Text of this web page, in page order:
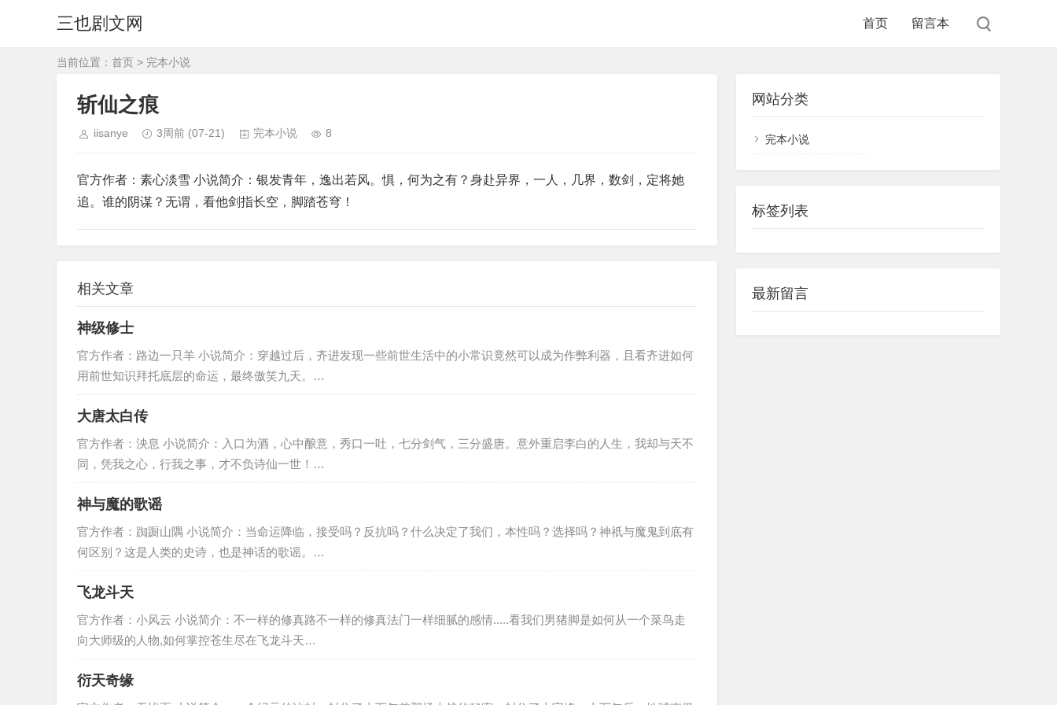
三也剧文网 首页 留言本
当前位置： 首页 > 完本小说
斩仙之痕
iisanye 3周前 (07-21) 完本小说 8
官方作者：素心淡雪 小说简介：银发青年，逸出若风。惧，何为之有？身赴异界，一人，几界，数剑，定将她
追。谁的阴谋？无谓，看他剑指长空，脚踏苍穹！
相关文章
神级修士
官方作者：路边一只羊 小说简介：穿越过后，齐进发现一些前世生活中的小常识竟然可以成为作弊利器，且看齐进如何
用前世知识拜托底层的命运，最终傲笑九天。…
大唐太白传
官方作者：泱息 小说简介：入口为酒，心中酿意，秀口一吐，七分剑气，三分盛唐。意外重启李白的人生，我却与天不
同，凭我之心，行我之事，才不负诗仙一世！…
神与魔的歌谣
官方作者：踟蹰山隅 小说简介：当命运降临，接受吗？反抗吗？什么决定了我们，本性吗？选择吗？神祇与魔鬼到底有
何区别？这是人类的史诗，也是神话的歌谣。…
飞龙斗天
官方作者：小风云 小说简介：不一样的修真路不一样的修真法门一样细腻的感情.....看我们男猪脚是如何从一个菜鸟走
向大师级的人物,如何掌控苍生尽在飞龙斗天…
衍天奇缘
网站分类
完本小说
标签列表
最新留言